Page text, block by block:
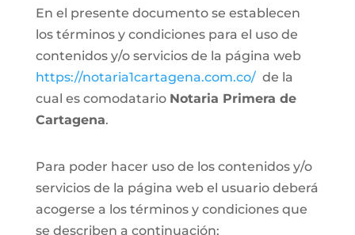
En el presente documento se establecen
los términos y condiciones para el uso de
contenidos y/o servicios de la página web
https://notaria1cartagena.com.co/de la
cual es comodatario Notaria Primera de
Cartagena.
Para poder hacer uso de los contenidos y/o
servicios de la página web el usuario deberá
acogerse a los términos y condiciones que
se describen a continuación: